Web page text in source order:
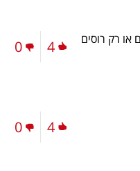
או רק רוסים
4
0
4
0